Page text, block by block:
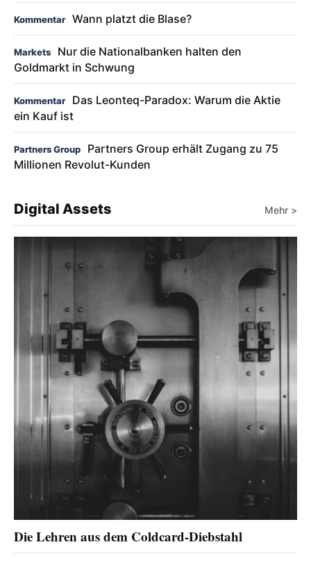
Kommentar Wann platzt die Blase?
Markets
Nur die Nationalbanken halten den
Goldmarkt in Schwung
Kommentar
Das Leonteq-Paradox: Warum die Aktie
ein Kauf ist
Partners Group
Partners Group erhält Zugang zu 75
Millionen Revolut-Kunden
Digital Assets Mehr >
Die Lehren aus dem Coldcard-Diebstahl